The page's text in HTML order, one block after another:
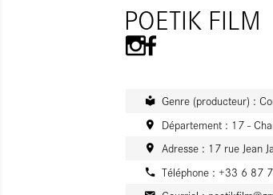
POETIK FILM
Genre (producteur) :
Département : 17 -
Adresse : 17 rue Jean
Téléphone : +33 6 87